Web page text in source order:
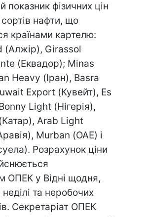
показник фізичних цін
нафти, що
країнами картелю:
(Алжір), Girassol
(Еквадор); Minas
Heavy (Іран), Basra
Export (Кувейт), Es
Light (Нігерія),
Arab Light
Murban (ОАЕ) і
Розрахунок ціни
ОПЕК у Відні щодня,
та неробочих
Секретаріат ОПЕК